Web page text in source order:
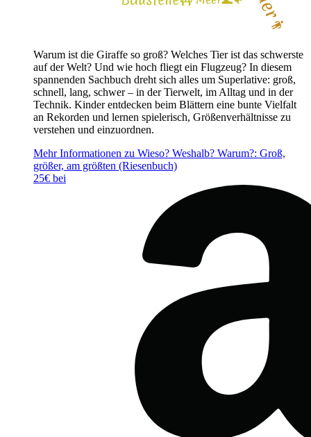
Warum ist die Giraffe so groß? Welches Tier ist das schwerste
auf der Welt? Und wie hoch fliegt ein Flugzeug? In diesem
spannenden Sachbuch dreht sich alles um Superlative: groß,
schnell, lang, schwer – in der Tierwelt, im Alltag und in der
Technik. Kinder entdecken beim Blättern eine bunte Vielfalt
an Rekorden und lernen spielerisch, Größenverhältnisse zu
verstehen und einzuordnen.
Mehr Informationen zu Wieso? Weshalb? Warum?: Groß,
größer, am größten (Riesenbuch)
25€ bei